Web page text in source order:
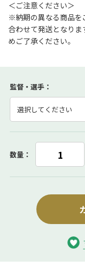
＜ご注意ください＞
※納期の異なる商品を
合わせて発送となり
めご了承ください。
監督・選手 ：
数量：